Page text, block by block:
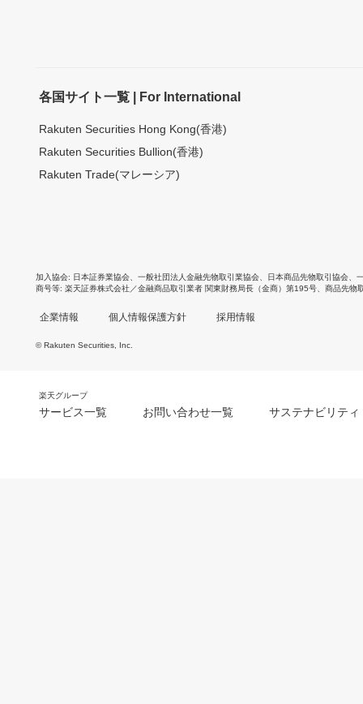
各国サイト一覧 | For International
Rakuten Securities Hong Kong(香港)
Rakuten Securities Bullion(香港)
Rakuten Trade(マレーシア)
加入協会 日本証券業協会 一般社団法人金融先物取引業協会 日本商品先物取引協会
商号等 楽天証券株式会社／金融商品取引業者 関東財務局長（金商）第195号、商品先物
企業情報 個人情報保護方針 採用情報
© Rakuten Securities, Inc.
楽天グループ
サービス一覧 お問い合わせ一覧 サステナビリティ